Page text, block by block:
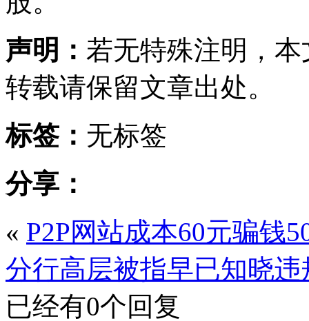
声明： 若无特殊注明，
转载请保留文章出处。
标签： 无标签
分享：
« P2P网站成本60元骗钱
分行高层被指早已知晓违
已经有0个回复